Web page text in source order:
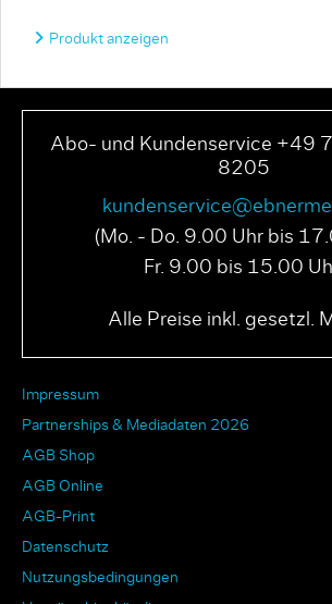
Produkt anzeigen
Abo- und Kundenservice +49
8205
(Mo. - Do. 9.00 Uhr bis
Fr. 9.00 bis 15.00
Alle Preise inkl. gesetzl.
Impressum
Partnerships & Mediadaten 2026
AGB Shop
AGB Online
AGB-Print
Datenschutz
Nutzungsbedingungen